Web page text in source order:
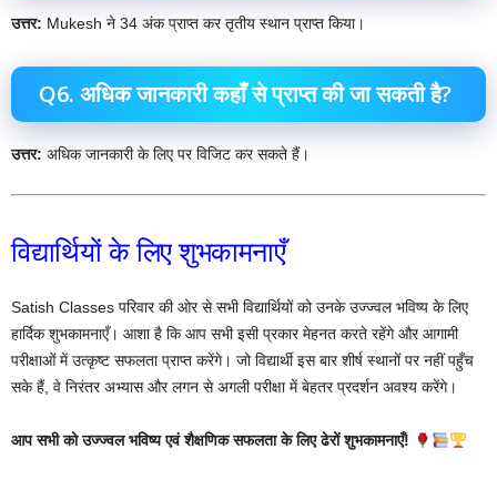
उत्तर: Mukesh ने 34 अंक प्राप्त कर तृतीय स्थान प्राप्त किया।
Q6. अधिक जानकारी कहाँ से प्राप्त की जा सकती है?
उत्तर: अधिक जानकारी के लिए पर विजिट कर सकते हैं।
विद्यार्थियों के लिए शुभकामनाएँ
Satish Classes परिवार की ओर से सभी विद्यार्थियों को उनके उज्ज्वल भविष्य के लिए
हार्दिक शुभकामनाएँ। आशा है कि आप सभी इसी प्रकार मेहनत करते रहेंगे और आगामी
परीक्षाओं में उत्कृष्ट सफलता प्राप्त करेंगे। जो विद्यार्थी इस बार शीर्ष स्थानों पर नहीं पहुँच
सके हैं, वे निरंतर अभ्यास और लगन से अगली परीक्षा में बेहतर प्रदर्शन अवश्य करेंगे।
आप सभी को उज्ज्वल भविष्य एवं शैक्षणिक सफलता के लिए ढेरों शुभकामनाएँ!